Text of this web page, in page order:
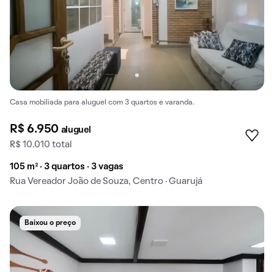
Casa mobiliada para aluguel com 3 quartos e varanda.
R$ 6.950 aluguel
R$ 10.010 total
105 m² · 3 quartos · 3 vagas
Rua Vereador João de Souza, Centro · Guarujá
Baixou o preço